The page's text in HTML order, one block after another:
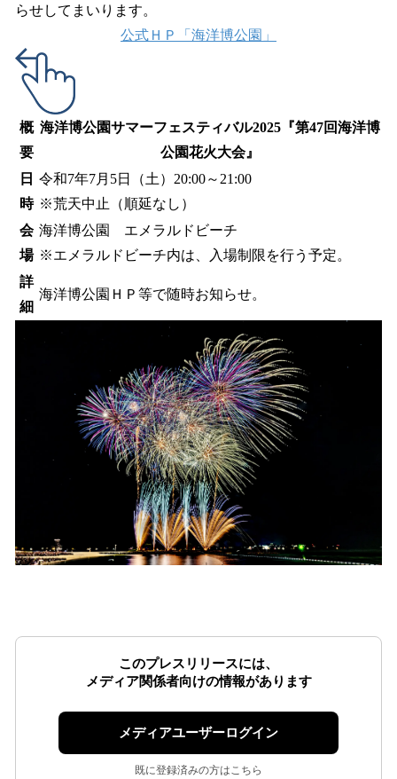
らせしてまいります。
公式ＨＰ「海洋博公園」
概
要
海洋博公園サマーフェスティバル2025『第47回海洋博
公園花火大会』
日
時
令和7年7月5日（土）20:00～21:00
※荒天中止（順延なし）
会
場
海洋博公園 エメラルドビーチ
※エメラルドビーチ内は、入場制限を行う予定。
詳
細
海洋博公園ＨＰ等で随時お知らせ。
このプレスリリースには、
メディア関係者向けの情報があります
メディアユーザーログイン
既に登録済みの方はこちら